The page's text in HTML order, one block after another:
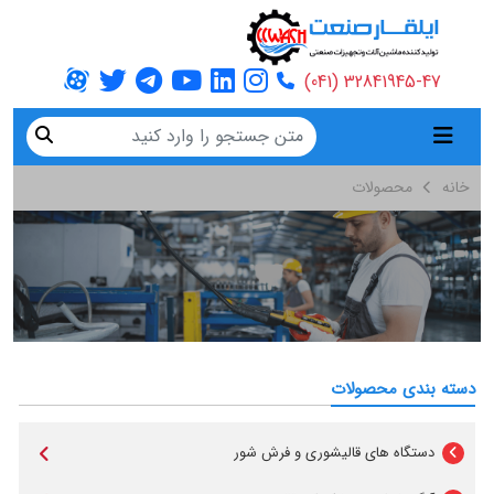
32841945-47 (041)
خانه محصولات
دسته بندی محصولات
دستگاه های قالیشوری و فرش شور